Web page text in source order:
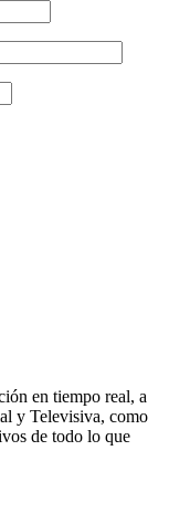
en tiempo real, a
y Televisiva, como
de todo lo que